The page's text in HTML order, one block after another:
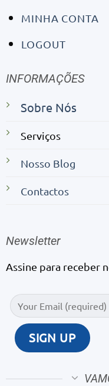
MINHA CONTA
LOGOUT
INFORMAÇÕES
Sobre Nós
Serviços
Nosso Blog
Contactos
Newsletter
Assine para receber